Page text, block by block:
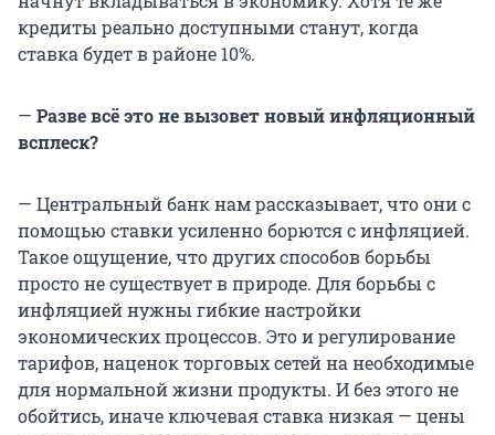
кредиты реально доступными станут, когда
ставка будет в районе 10%.
— Разве всё это не вызовет новый инфляционный
всплеск?
— Центральный банк нам рассказывает, что они с
помощью ставки усиленно борются с инфляцией.
Такое ощущение, что других способов борьбы
просто не существует в природе. Для борьбы с
инфляцией нужны гибкие настройки
экономических процессов. Это и регулирование
тарифов, наценок торговых сетей на необходимые
для нормальной жизни продукты. И без этого не
обойтись, иначе ключевая ставка низкая — цены